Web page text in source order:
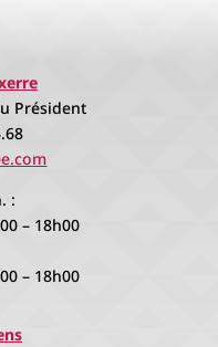
Président
:
– 18h00
– 18h00